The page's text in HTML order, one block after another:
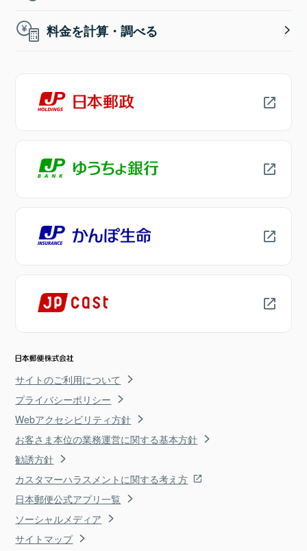
料金を計算・調べる
サイトのご利用について
プライバシーポリシー
Webアクセシビリティ方針
お客さま本位の業務運営に関する基本方針
勧誘方針
カスタマーハラスメントに関する考え方
日本郵便公式アプリ一覧
ソーシャルメディア
サイトマップ